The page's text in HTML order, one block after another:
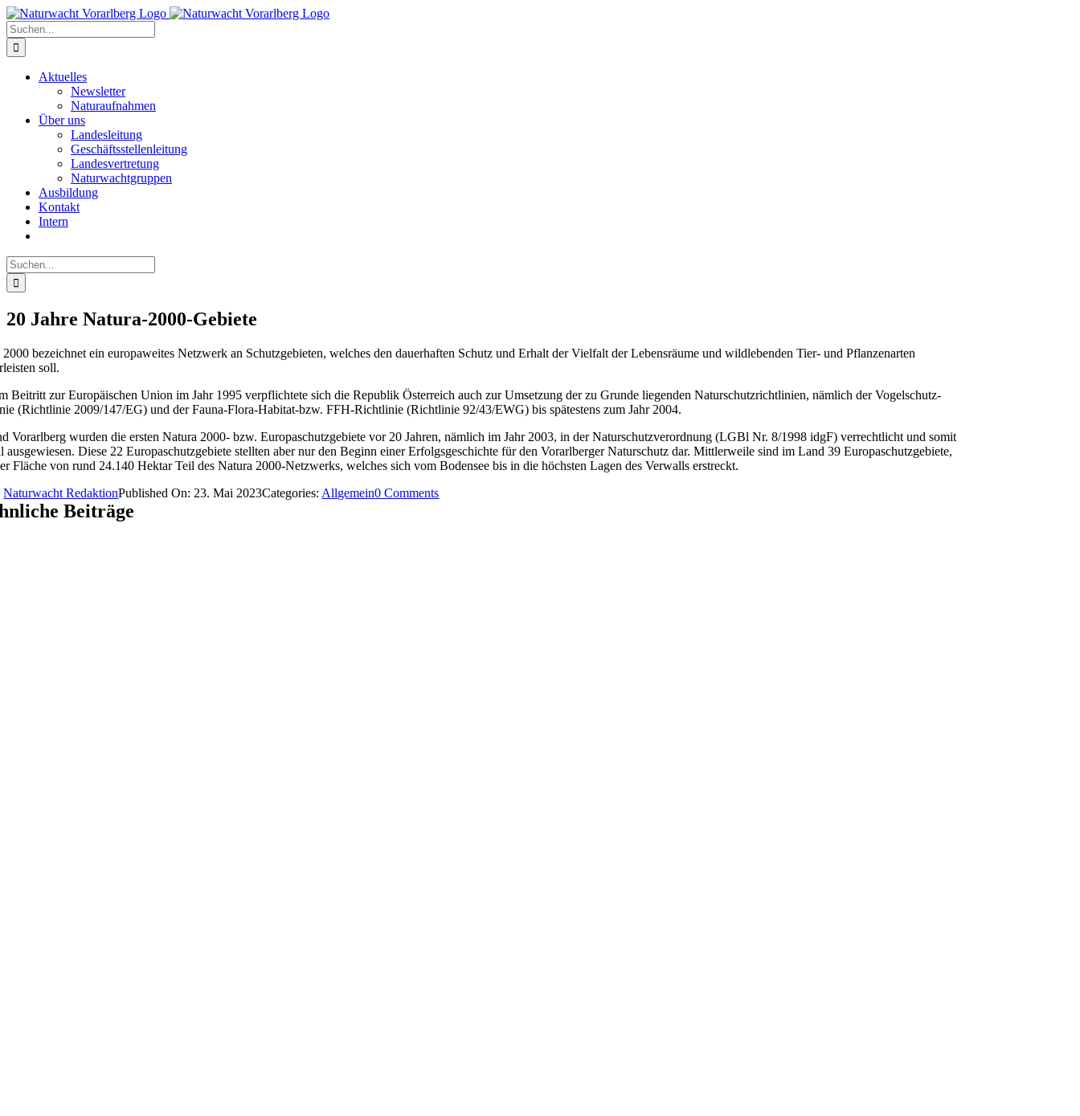
Zum
Inhalt
springen
Suche
nach:
Aktuelles
Newsletter
Naturaufnahmen
Über uns
Landesleitung
Geschäftsstellenleitung
Landesvertretung
Naturwachtgruppen
Ausbildung
Kontakt
Intern
Suche
nach:
20 Jahre Natura-2000-Gebiete
bezeichnet ein europaweites Netzwerk an Schutzgebieten, welches den dauerhaften Schutz und Erhalt der Vielfalt der Lebensräume und wildlebenden Tier- und Pflanzenarten
soll.
Beitritt zur Europäischen Union im Jahr 1995 verpflichtete sich die Republik Österreich auch zur Umsetzung der zu Grunde liegenden Naturschutzrichtlinien, nämlich der Vogelschutz-
(Richtlinie 2009/147/EG) und der Fauna-Flora-Habitat-bzw. FFH-Richtlinie (Richtlinie 92/43/EWG) bis spätestens zum Jahr 2004.
Vorarlberg wurden die ersten Natura 2000- bzw. Europaschutzgebiete vor 20 Jahren, nämlich im Jahr 2003, in der Naturschutzverordnung (LGBl Nr. 8/1998 idgF) verrechtlicht und somit
ausgewiesen. Diese 22 Europaschutzgebiete stellten aber nur den Beginn einer Erfolgsgeschichte für den Vorarlberger Naturschutz dar. Mittlerweile sind im Land 39 Europaschutzgebiete,
Fläche von rund 24.140 Hektar Teil des Natura 2000-Netzwerks, welches sich vom Bodensee bis in die höchsten Lagen des Verwalls erstreckt.
Naturwacht RedaktionPublished On: 23. Mai 2023Categories: Allgemein0 Commentson
Beiträge